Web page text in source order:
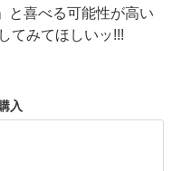
と喜べる可能性が高い
てみてほしいッ!!!
入